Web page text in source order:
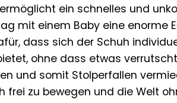
ein schnelles und
mit einem Baby eine enorme
dass sich der Schuh
ohne dass etwas
und somit Stolperfallen
frei zu bewegen und die Welt